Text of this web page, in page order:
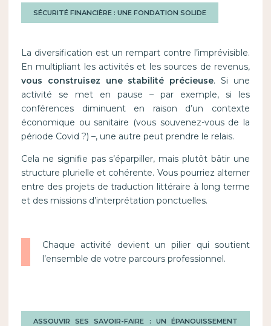
SÉCURITÉ FINANCIÈRE : UNE FONDATION SOLIDE
La diversification est un rempart contre l’imprévisible.
En multipliant les activités et les sources de revenus,
vous construisez une stabilité précieuse. Si une
activité se met en pause – par exemple, si les
conférences diminuent en raison d’un contexte
économique ou sanitaire (vous souvenez-vous de la
période Covid ?) –, une autre peut prendre le relais.
Cela ne signifie pas s’éparpiller, mais plutôt bâtir une
structure plurielle et cohérente. Vous pourriez alterner
entre des projets de traduction littéraire à long terme
et des missions d’interprétation ponctuelles.
Chaque activité devient un pilier qui soutient
l’ensemble de votre parcours professionnel.
ASSOUVIR SES SAVOIR-FAIRE : UN ÉPANOUISSEMENT